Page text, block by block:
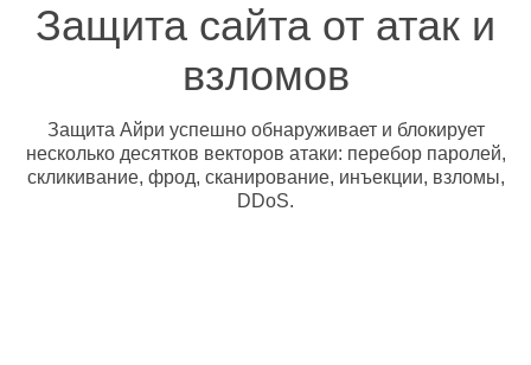
Защита сайта от атак и
взломов
Защита Айри успешно обнаруживает и блокирует
несколько десятков векторов атаки: перебор паролей,
скликивание, фрод, сканирование, инъекции, взломы,
DDoS.